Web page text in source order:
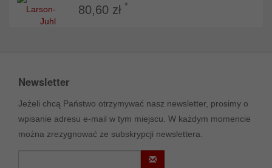
80,60 zł *
Newsletter
Jeżeli chcą Państwo otrzymywać nasz newsletter, prosimy o
wpisanie adresu e-mail w tym miejscu. W każdym momencie
można zrezygnować ze subskrypcji newslettera.